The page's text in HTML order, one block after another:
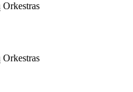
Orkestras
Orkestras